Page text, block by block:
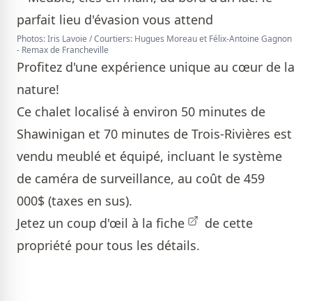
Photos: Iris Lavoie / Courtiers: Hugues Moreau et Félix-Antoine Gagnon
- Remax de Francheville
Profitez d'une expérience unique au cœur de la
nature!
Ce chalet localisé à environ 50 minutes de
Shawinigan et 70 minutes de Trois-Rivières est
vendu meublé et équipé, incluant le système
de caméra de surveillance, au coût de 459
000$ (taxes en sus).
Jetez un coup d'œil à la fiche
de cette
propriété pour tous les détails.